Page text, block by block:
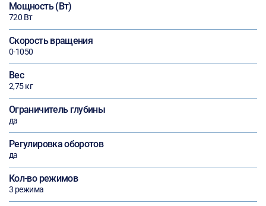
Мощность (Вт)
720 Вт
Скорость вращения
0-1050
Вес
2,75 кг
Ограничитель глубины
да
Регулировка оборотов
да
Кол-во режимов
3 режима